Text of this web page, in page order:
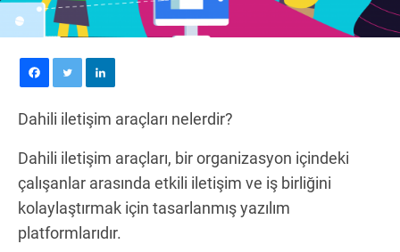
Dahili iletişim araçları nelerdir?
Dahili iletişim araçları, bir organizasyon içindeki
çalışanlar arasında etkili iletişim ve iş birliğini
kolaylaştırmak için tasarlanmış yazılım
platformlarıdır.